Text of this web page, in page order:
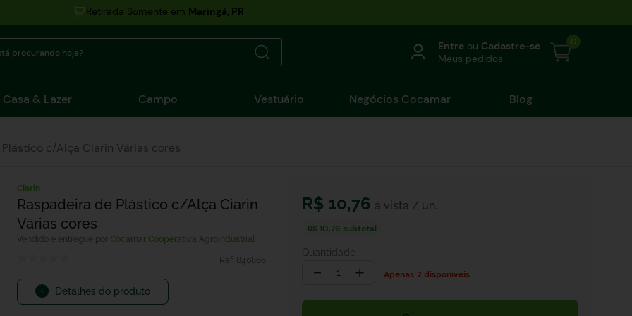
Retirada Somente em Maringá, PR
procurando hoje? Entre ou Cadastre-se
Meus pedidos
0
Casa & Lazer Campo Vestuário Negócios Cocamar Blog
c/Alça Ciarin Várias cores
Ciarin
Raspadeira de Plástico c/Alça Ciarin
Várias cores
Cocamar Cooperativa Agroindustrial
Ref: 840866
Detalhes do produto
R$ 10,76
R$ 10,76 subtotal
Quantidade
＋
－ 2 disponíveis